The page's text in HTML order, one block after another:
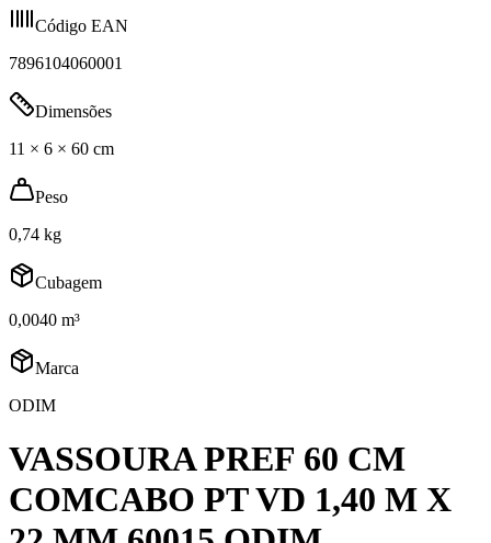
Código EAN
7896104060001
Dimensões
11 × 6 × 60 cm
Peso
0,74 kg
Cubagem
0,0040 m³
Marca
ODIM
VASSOURA PREF 60 CM
COMCABO PT VD 1,40 M X